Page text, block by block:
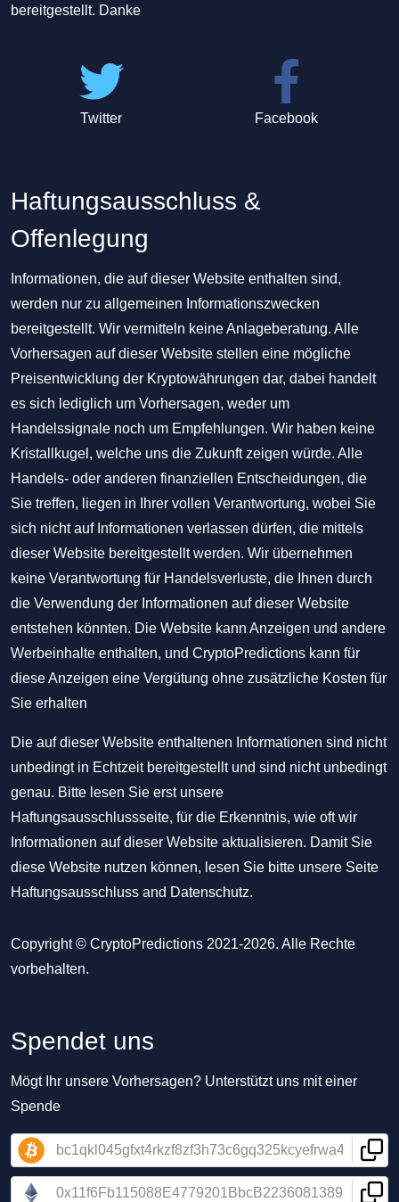
bereitgestellt. Danke
Twitter Facebook
Haftungsausschluss &
Offenlegung
Informationen, die auf dieser Website enthalten sind,
werden nur zu allgemeinen Informationszwecken
bereitgestellt. Wir vermitteln keine Anlageberatung. Alle
Vorhersagen auf dieser Website stellen eine mögliche
Preisentwicklung der Kryptowährungen dar, dabei handelt
es sich lediglich um Vorhersagen, weder um
Handelssignale noch um Empfehlungen. Wir haben keine
Kristallkugel, welche uns die Zukunft zeigen würde. Alle
Handels- oder anderen finanziellen Entscheidungen, die
Sie treffen, liegen in Ihrer vollen Verantwortung, wobei Sie
sich nicht auf Informationen verlassen dürfen, die mittels
dieser Website bereitgestellt werden. Wir übernehmen
keine Verantwortung für Handelsverluste, die Ihnen durch
die Verwendung der Informationen auf dieser Website
entstehen könnten. Die Website kann Anzeigen und andere
Werbeinhalte enthalten, und CryptoPredictions kann für
diese Anzeigen eine Vergütung ohne zusätzliche Kosten für
Sie erhalten
Die auf dieser Website enthaltenen Informationen sind nicht
unbedingt in Echtzeit bereitgestellt und sind nicht unbedingt
genau. Bitte lesen Sie erst unsere
Haftungsausschlussseite, für die Erkenntnis, wie oft wir
Informationen auf dieser Website aktualisieren. Damit Sie
diese Website nutzen können, lesen Sie bitte unsere Seite
Haftungsausschluss and Datenschutz.
Copyright © CryptoPredictions 2021-2026. Alle Rechte
vorbehalten.
Spendet uns
Mögt Ihr unsere Vorhersagen? Unterstützt uns mit einer
Spende